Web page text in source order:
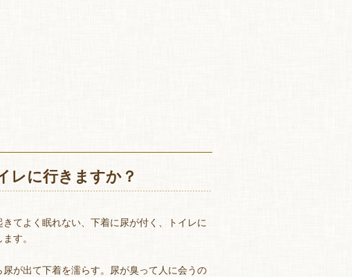
レに行きますか？
てよく眠れない、下着に尿が付く、トイレに
す。
が出て下着を濡らす。尿が臭って人に会うの